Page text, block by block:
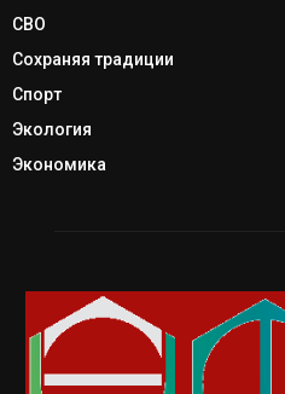
СВО
Сохраняя традиции
Спорт
Экология
Экономика